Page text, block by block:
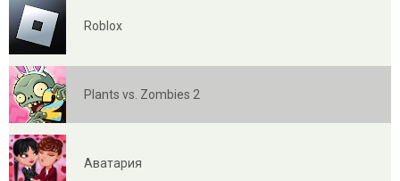
Roblox
Plants vs. Zombies 2
Аватария